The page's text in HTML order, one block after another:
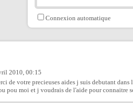
Connexion automatique
2010, 00:15
de votre precieuses aides j suis debutant
pou moi et j voudrais de l'aide pour connaitre